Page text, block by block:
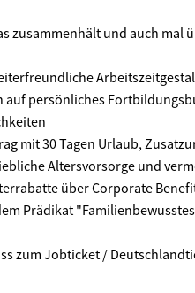
zusammenhält und auch
auf persönliches
mit 30 Tagen Urlaub,
Altersvorsorge und
über Corporate
Prädikat
zum Jobticket /